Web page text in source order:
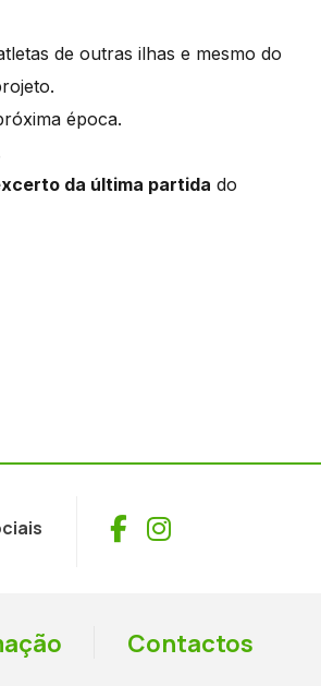
de outras ilhas e mesmo do
época.
da última partida do
Facebook
Instagram
Contactos